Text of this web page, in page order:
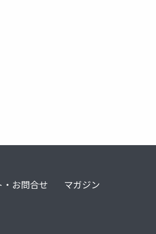
・お問合せ マガジン